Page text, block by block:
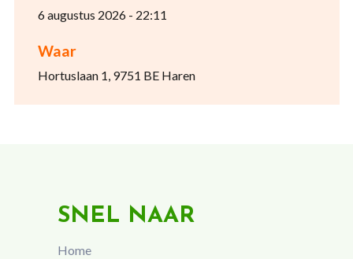
6 augustus 2026 - 22:11
Waar
Hortuslaan 1, 9751 BE Haren
SNEL NAAR
Home